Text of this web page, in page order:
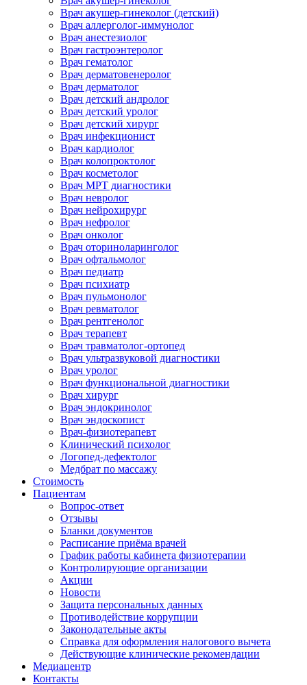
Врач акушер-гинеколог (детский)
Врач аллерголог-иммунолог
Врач анестезиолог
Врач гастроэнтеролог
Врач гематолог
Врач дерматовенеролог
Врач дерматолог
Врач детский андролог
Врач детский уролог
Врач детский хирург
Врач инфекционист
Врач кардиолог
Врач колопроктолог
Врач косметолог
Врач МРТ диагностики
Врач невролог
Врач нейрохирург
Врач нефролог
Врач онколог
Врач оториноларинголог
Врач офтальмолог
Врач педиатр
Врач психиатр
Врач пульмонолог
Врач ревматолог
Врач рентгенолог
Врач терапевт
Врач травматолог-ортопед
Врач ультразвуковой диагностики
Врач уролог
Врач функциональной диагностики
Врач хирург
Врач эндокринолог
Врач эндоскопист
Врач-физиотерапевт
Клинический психолог
Логопед-дефектолог
Медбрат по массажу
Стоимость
Пациентам
Вопрос-ответ
Отзывы
Бланки документов
Расписание приёма врачей
График работы кабинета физиотерапии
Контролирующие организации
Акции
Новости
Защита персональных данных
Противодействие коррупции
Законодательные акты
Справка для оформления налогового вычета
Действующие клинические рекомендации
Медиацентр
Контакты